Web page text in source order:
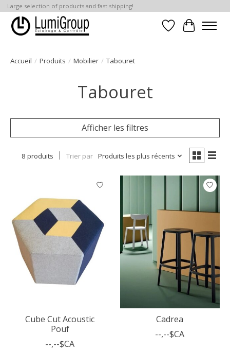
Large selection of products and fast shipping!
Liste dePanier
Accueil / Produits / Mobilier / Tabouret
Tabouret
Afficher les filtres
8 produits Trier par Produits les plus récents
Cube Cut Acoustic
Pouf
--,--$CA
Cadrea
--,--$CA